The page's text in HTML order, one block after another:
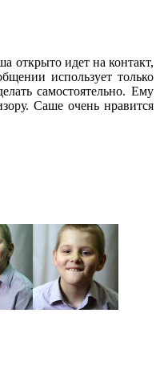
открыто идет на контакт,
использует только
самостоятельно. Ему
Саше очень нравится